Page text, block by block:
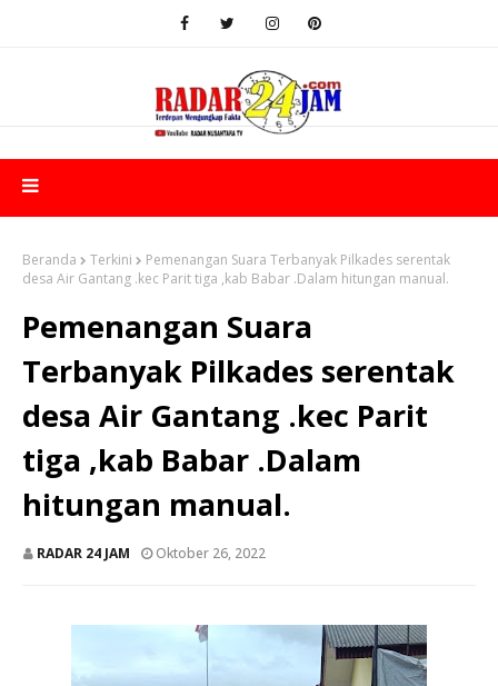
Beranda Terkini
Pemenangan Suara Terbanyak Pilkades serentak
desa Air Gantang .kec Parit tiga ,kab Babar .Dalam hitungan manual.
Pemenangan Suara
Terbanyak Pilkades serentak
desa Air Gantang .kec Parit
tiga ,kab Babar .Dalam
hitungan manual.
RADAR 24 JAM Oktober 26, 2022